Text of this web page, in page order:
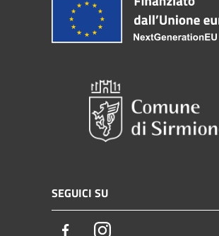
SEGUICI SU
FacebookInstagram